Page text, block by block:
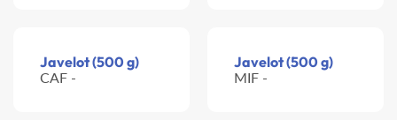
Javelot (500 g)
CAF -
Javelot (500 g)
MIF -